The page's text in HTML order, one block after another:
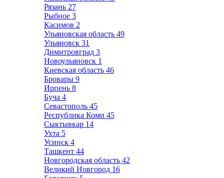
Рязань 27
Рыбное 3
Касимов 2
Ульяновская область 49
Ульяновск 31
Димитровград 3
Новоульяновск 1
Киевская область 46
Бровары 9
Ирпень 8
Буча 4
Севастополь 45
Республика Коми 45
Сыктывкар 14
Ухта 5
Усинск 4
Ташкент 44
Новгородская область 42
Великий Новгород 16